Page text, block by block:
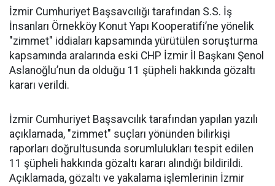
İzmir Cumhuriyet Başsavcılığı tarafından S.S. İş
İnsanları Örnekköy Konut Yapı Kooperatifi’ne yönelik
"zimmet" iddiaları kapsamında yürütülen soruşturma
kapsamında aralarında eski CHP İzmir İl Başkanı Şenol
Aslanoğlu’nun da olduğu 11 şüpheli hakkında gözaltı
kararı verildi.
İzmir Cumhuriyet Başsavcılık tarafından yapılan yazılı
açıklamada, "zimmet" suçları yönünden bilirkişi
raporları doğrultusunda sorumlulukları tespit edilen
11 şüpheli hakkında gözaltı kararı alındığı bildirildi.
Açıklamada, gözaltı ve yakalama işlemlerinin İzmir